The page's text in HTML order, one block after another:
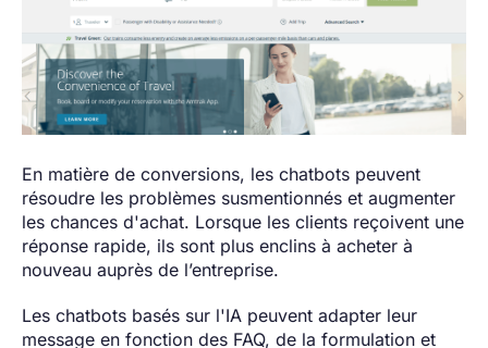
En matière de conversions, les chatbots peuvent
résoudre les problèmes susmentionnés et augmenter
les chances d'achat. Lorsque les clients reçoivent une
réponse rapide, ils sont plus enclins à acheter à
nouveau auprès de l’entreprise.
Les chatbots basés sur l'IA peuvent adapter leur
message en fonction des FAQ, de la formulation et